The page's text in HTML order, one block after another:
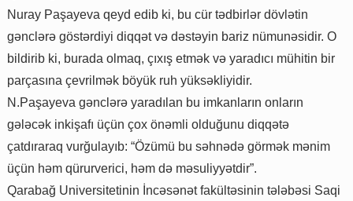
Nuray Paşayeva qeyd edib ki, bu cür tədbirlər dövlətin
gənclərə göstərdiyi diqqət və dəstəyin bariz nümunəsidir. O
bildirib ki, burada olmaq, çıxış etmək və yaradıcı mühitin bir
parçasına çevrilmək böyük ruh yüksəkliyidir.
N.Paşayeva gənclərə yaradılan bu imkanların onların
gələcək inkişafı üçün çox önəmli olduğunu diqqətə
çatdıraraq vurğulayıb: “Özümü bu səhnədə görmək mənim
üçün həm qürurverici, həm də məsuliyyətdir”.
Qarabağ Universitetinin İncəsənət fakültəsinin tələbəsi Saqi